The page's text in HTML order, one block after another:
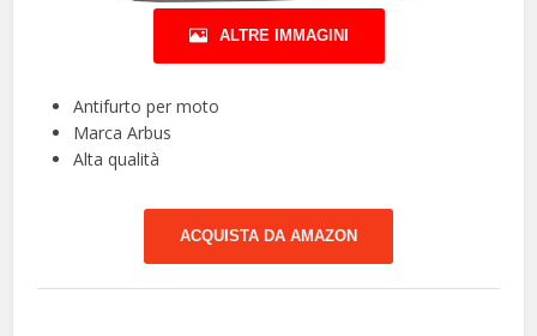
ALTRE IMMAGINI
Antifurto per moto
Marca Arbus
Alta qualità
ACQUISTA DA AMAZON